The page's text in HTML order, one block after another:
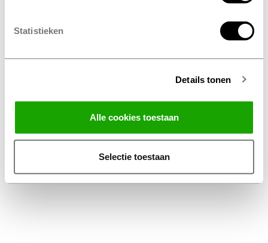
Statistieken
Details tonen
Alle cookies toestaan
Selectie toestaan
Algemene Voorwaarden Thuiswinkel
Privacy Statement Profile Nederland B.V.
Disclaimer